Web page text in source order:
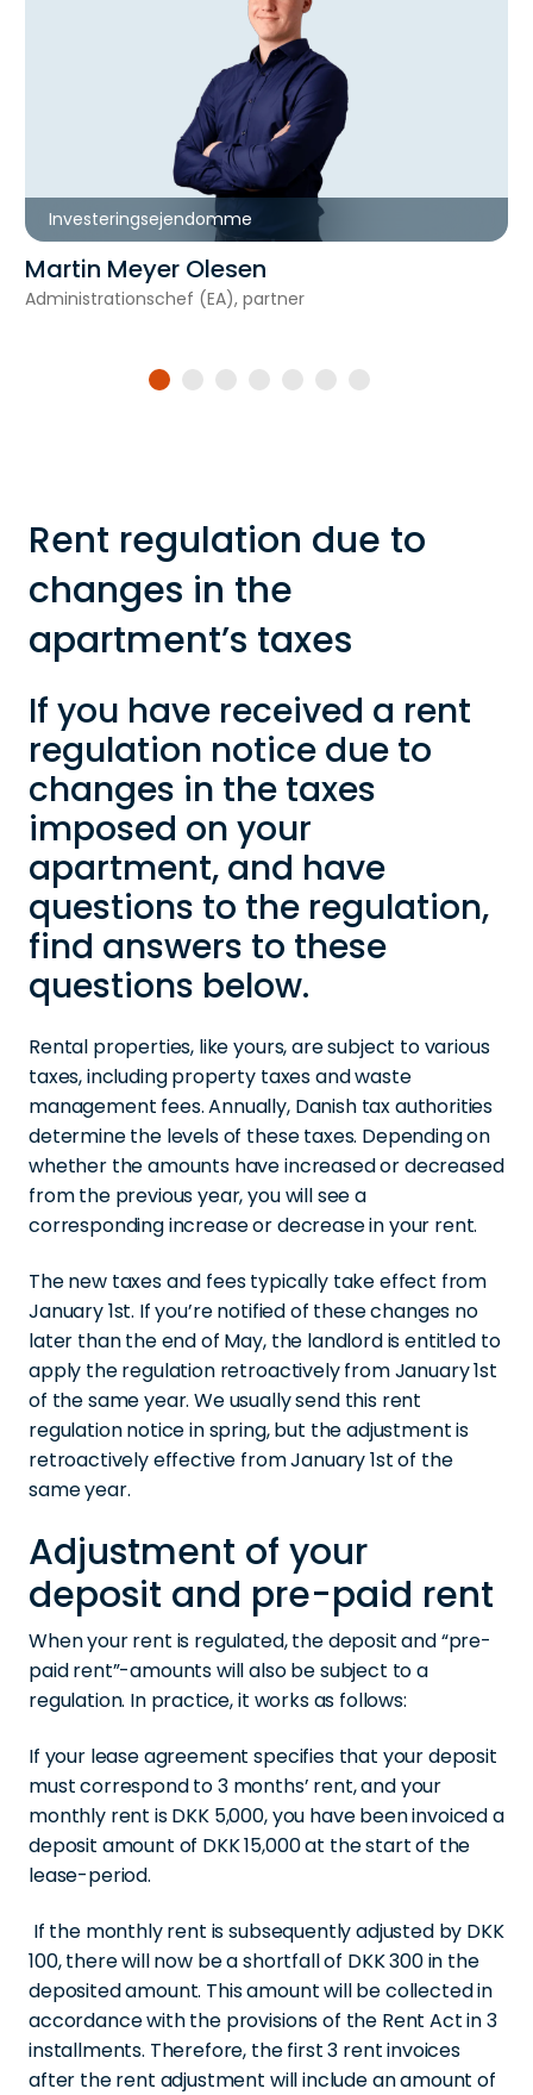
Investeringsejendomme
Martin Meyer Olesen
Administrationschef (EA), partner
Rent regulation due to
changes in the
apartment’s taxes
If you have received a rent
regulation notice due to
changes in the taxes
imposed on your
apartment, and have
questions to the regulation,
find answers to these
questions below.
Rental properties, like yours, are subject to various
taxes, including property taxes and waste
management fees. Annually, Danish tax authorities
determine the levels of these taxes. Depending on
whether the amounts have increased or decreased
from the previous year, you will see a
corresponding increase or decrease in your rent.
The new taxes and fees typically take effect from
January 1st. If you’re notified of these changes no
later than the end of May, the landlord is entitled to
apply the regulation retroactively from January 1st
of the same year. We usually send this rent
regulation notice in spring, but the adjustment is
retroactively effective from January 1st of the
same year.
Adjustment of your
deposit and pre-paid rent
When your rent is regulated, the deposit and “pre-
paid rent”-amounts will also be subject to a
regulation. In practice, it works as follows:
If your lease agreement specifies that your deposit
must correspond to 3 months’ rent, and your
monthly rent is DKK 5,000, you have been invoiced a
deposit amount of DKK 15,000 at the start of the
lease-period.
If the monthly rent is subsequently adjusted by DKK
100, there will now be a shortfall of DKK 300 in the
deposited amount. This amount will be collected in
accordance with the provisions of the Rent Act in 3
installments. Therefore, the first 3 rent invoices
after the rent adjustment will include an amount of